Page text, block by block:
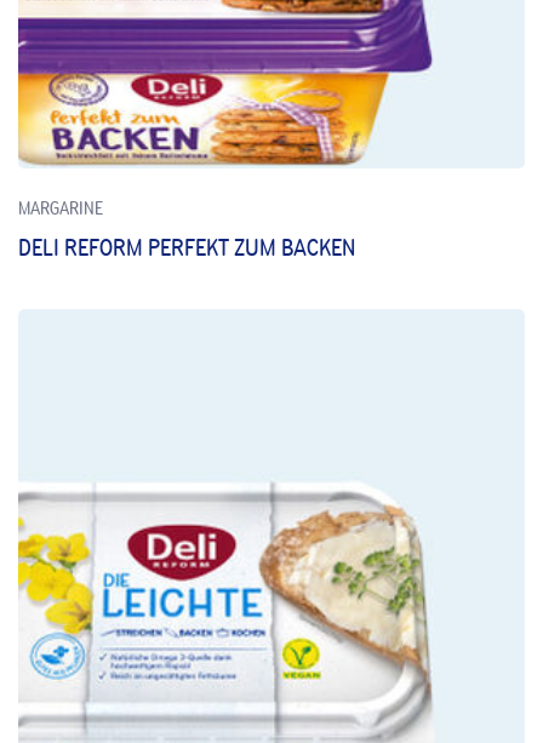
MARGARINE
DELI REFORM PERFEKT ZUM BACKEN